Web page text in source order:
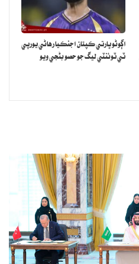
اڳوڻو ڀارتي ڪپتان اجنڪيا رهاڻي يورپي
ٽي ٽوئنٽي ليگ جو حصو بڻجي ويو